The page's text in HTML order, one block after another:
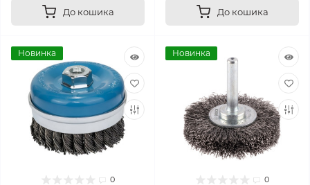
До кошика До кошика
Новинка
0
Новинка
0